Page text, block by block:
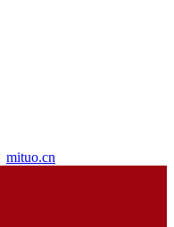
mituo.cn